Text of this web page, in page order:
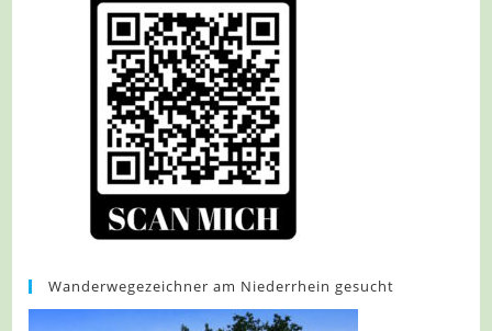
Wanderwegezeichner am Niederrhein gesucht